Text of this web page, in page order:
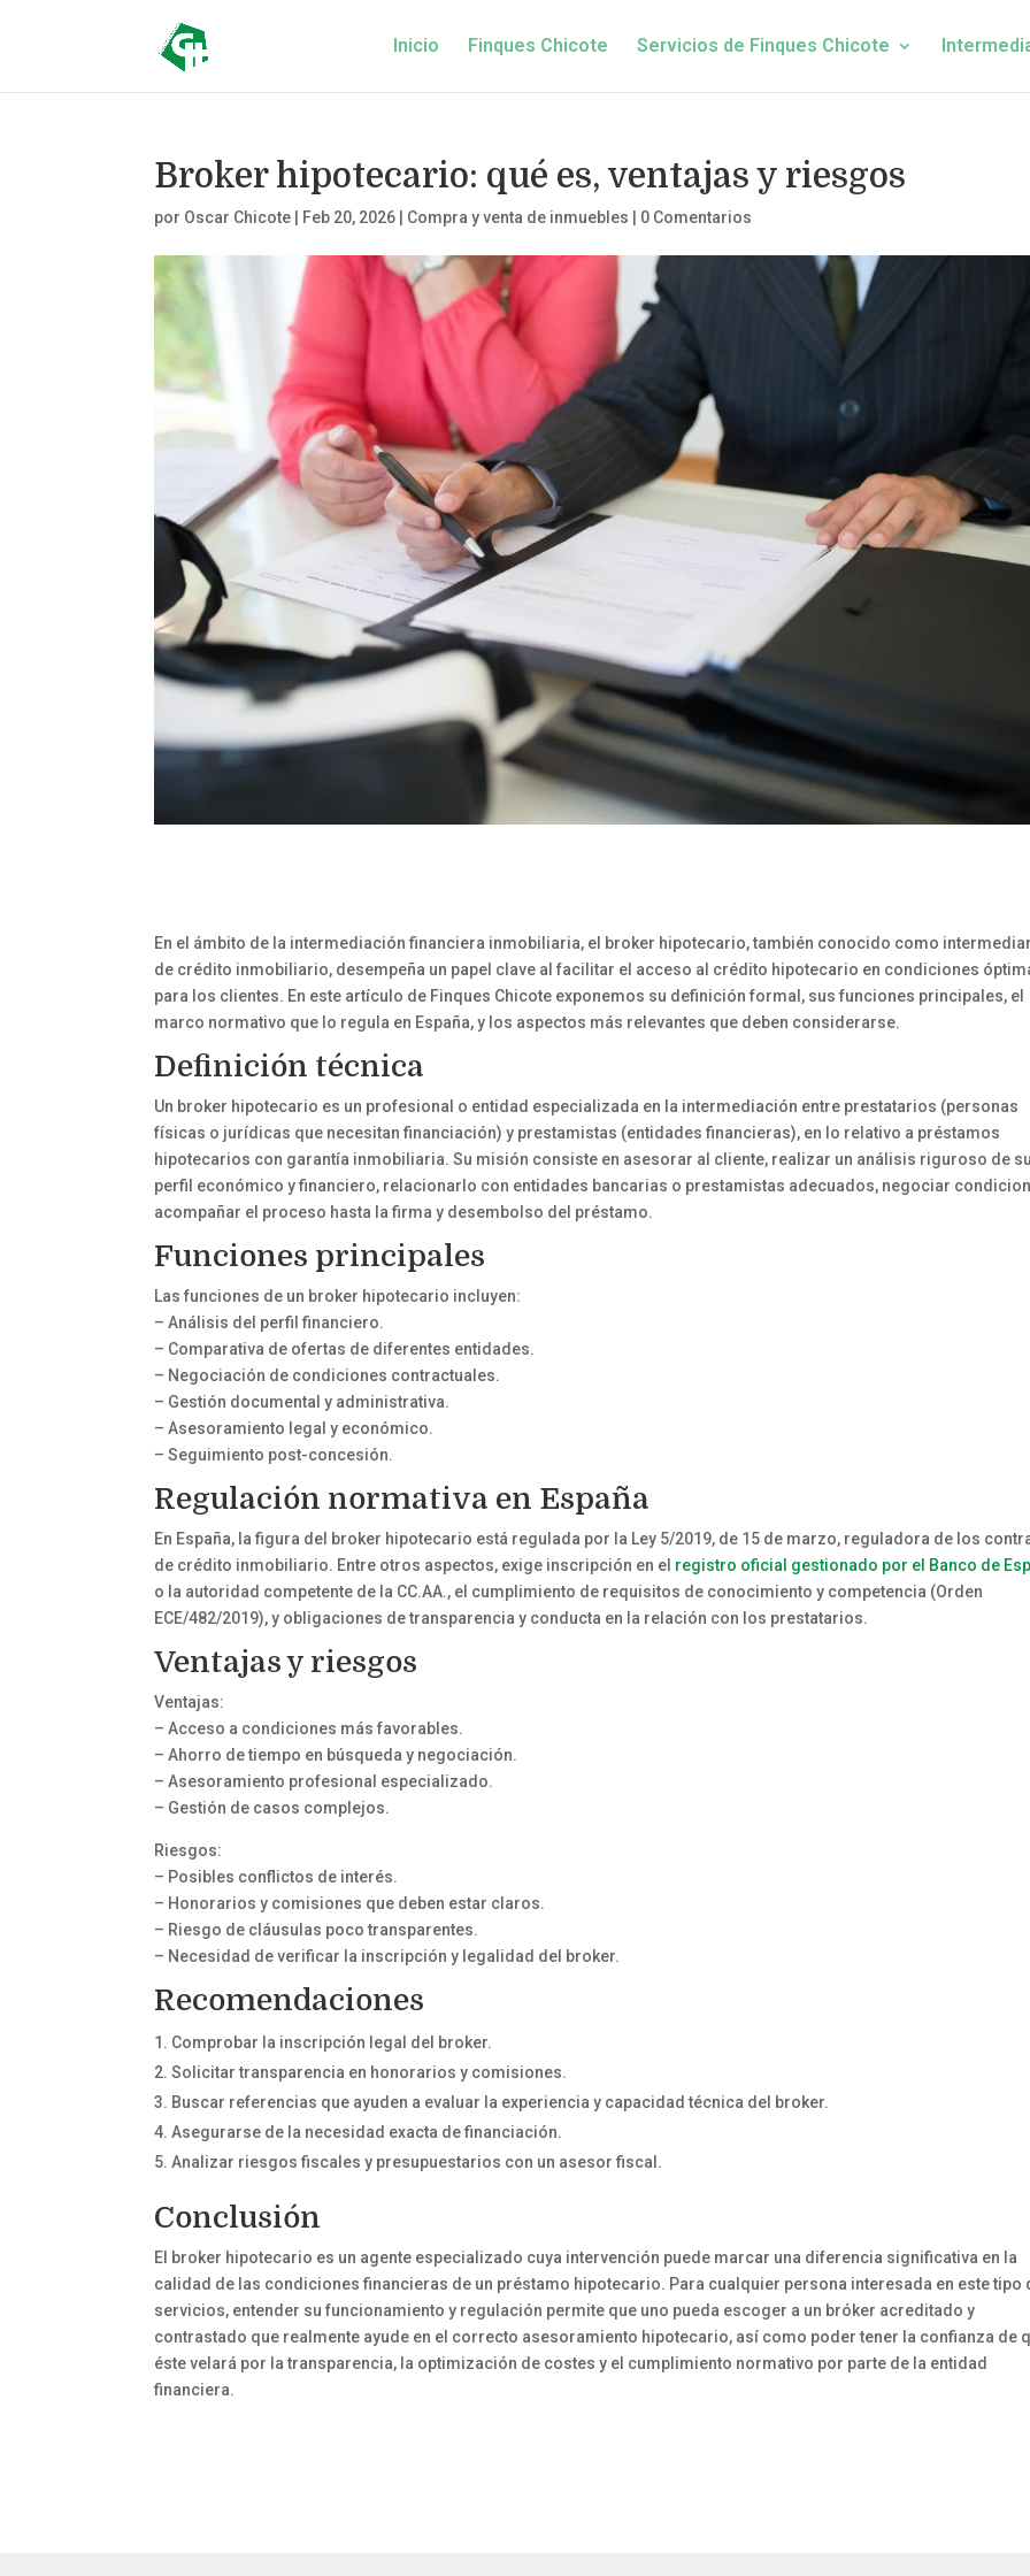
Inicio Finques Chicote Servicios de Finques Chicote
Broker hipotecario: qué es, ventajas y riesgos
por Oscar Chicote Feb 20, 2026 Compra y venta de inmuebles 0 Comentarios
En el ámbito de la intermediación financiera inmobiliaria, el broker hipotecario, también conocido como
de crédito inmobiliario, desempeña un papel clave al facilitar el acceso al crédito hipotecario en condiciones
para los clientes. En este artículo de Finques Chicote exponemos su definición formal, sus funciones principales, el
marco normativo que lo regula en España, y los aspectos más relevantes que deben considerarse.
Definición técnica
Un broker hipotecario es un profesional o entidad especializada en la intermediación entre prestatarios (personas
físicas o jurídicas que necesitan financiación) y prestamistas (entidades financieras), en lo relativo a préstamos
hipotecarios con garantía inmobiliaria. Su misión consiste en asesorar al cliente, realizar un análisis riguroso de
perfil económico y financiero, relacionarlo con entidades bancarias o prestamistas adecuados, negociar
acompañar el proceso hasta la firma y desembolso del préstamo.
Funciones principales
Las funciones de un broker hipotecario incluyen:
– Análisis del perfil financiero.
– Comparativa de ofertas de diferentes entidades.
– Negociación de condiciones contractuales.
– Gestión documental y administrativa.
– Asesoramiento legal y económico.
– Seguimiento post-concesión.
Regulación normativa en España
En España, la figura del broker hipotecario está regulada por la Ley 5/2019, de 15 de marzo, reguladora de los
de crédito inmobiliario. Entre otros aspectos, exige inscripción en el registro oficial gestionado por el Banco de
o la autoridad competente de la CC.AA., el cumplimiento de requisitos de conocimiento y competencia (Orden
ECE/482/2019), y obligaciones de transparencia y conducta en la relación con los prestatarios.
Ventajas y riesgos
Ventajas:
– Acceso a condiciones más favorables.
– Ahorro de tiempo en búsqueda y negociación.
– Asesoramiento profesional especializado.
– Gestión de casos complejos.
Riesgos:
– Posibles conflictos de interés.
– Honorarios y comisiones que deben estar claros.
– Riesgo de cláusulas poco transparentes.
– Necesidad de verificar la inscripción y legalidad del broker.
Recomendaciones
Comprobar la inscripción legal del broker.
2. Solicitar transparencia en honorarios y comisiones.
3. Buscar referencias que ayuden a evaluar la experiencia y capacidad técnica del broker.
4. Asegurarse de la necesidad exacta de financiación.
5. Analizar riesgos fiscales y presupuestarios con un asesor fiscal.
Conclusión
El broker hipotecario es un agente especializado cuya intervención puede marcar una diferencia significativa en la
calidad de las condiciones financieras de un préstamo hipotecario. Para cualquier persona interesada en este tipo
servicios, entender su funcionamiento y regulación permite que uno pueda escoger a un bróker acreditado y
contrastado que realmente ayude en el correcto asesoramiento hipotecario, así como poder tener la confianza de
éste velará por la transparencia, la optimización de costes y el cumplimiento normativo por parte de la entidad
financiera.